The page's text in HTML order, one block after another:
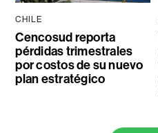
CHILE
Cencosud reporta
pérdidas trimestrales
por costos de su nuevo
plan estratégico